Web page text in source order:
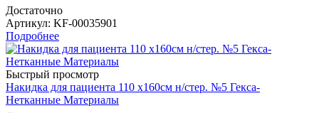
Достаточно
Артикул: KF-00035901
Подробнее
Быстрый просмотр
Накидка для пациента 110 х160см н/стер. №5 Гекса-
Нетканные Материалы